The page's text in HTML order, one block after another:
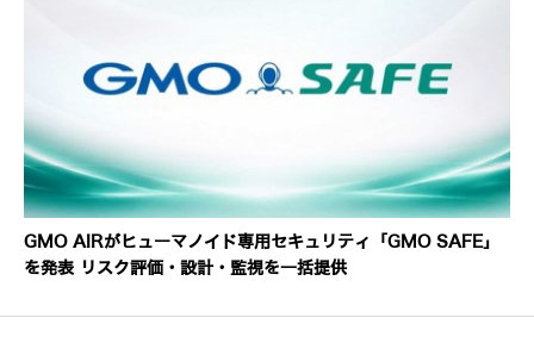
GMO AIRがヒューマノイド専用セキュリティ「GMO SAFE」
を発表 リスク評価・設計・監視を一括提供